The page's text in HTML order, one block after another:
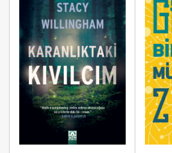
EBRU DEMİRHAN - (1)
CANEV TATAR - (1)
GONZALO PİN - (1)
MONTSERRAT RİZO MARCOS - (1)
TAMER DÖVÜCÜ - (1)
ROBERT FULGHUM - (1)
JOHN GRAY - (1)
NAPOLEON HİLL - (1)